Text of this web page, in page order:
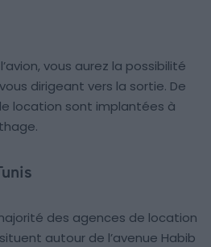
vous aurez la possibilité
dirigeant vers la sortie. De
location sont implantées à
des agences de location
autour de l’avenue Habib